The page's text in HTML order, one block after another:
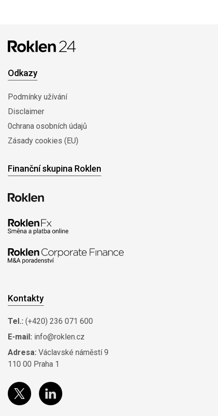
Odkazy
Podmínky užívání
Disclaimer
0chrana osobních údajů
Zásady cookies (EU)
Finanční skupina Roklen
Kontakty
Tel.: (+420) 236 071 600
E-mail: info@roklen.cz
Adresa: Václavské náměstí 9
110 00 Praha 1